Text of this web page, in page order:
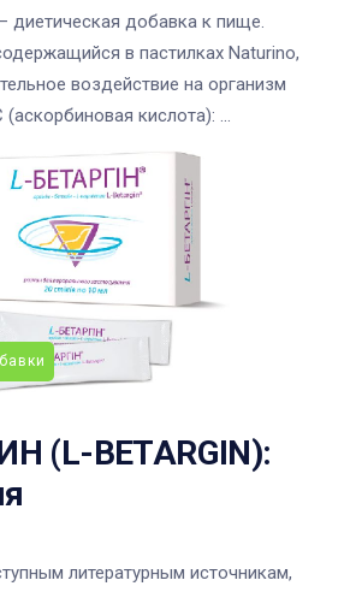
диетическая добавка к пище.
в пастилках Naturino,
воздействие на организм
кислота): ...
(L-BETARGIN):
литературным источникам,